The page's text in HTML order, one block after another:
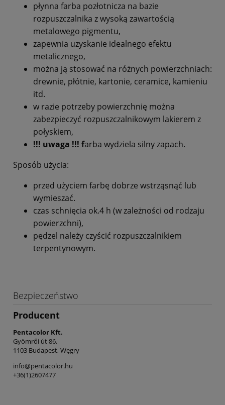
płynna farba pozłotnicza na bazie
rozpuszczalnika z wysoką zawartością
metalowego pigmentu,
zapewnia uzyskanie idealnego efektu
metalicznego,
można ją stosować na różnych powierzchniach:
drewnie, płótnie, kartonie, ceramice, kamieniu
itd.
w razie potrzeby powierzchnię można
zabezpieczyć rozpuszczalnikowym lakierem z
połyskiem,
!!! uwaga !!! farba wydziela silny zapach.
Sposób użycia:
przed użyciem farbę dobrze wstrząsnąć lub
wymieszać.
czas schnięcia ok.4 h (w zależności od rodzaju
powierzchni),
pędzel należy czyścić rozpuszczalnikiem
terpentynowym.
Bezpieczeństwo
Producent
Pentacolor Kft.
Gyömrői út 86.
1103 Budapest, Węgry
info@pentacolor.hu
+36(1)2607477